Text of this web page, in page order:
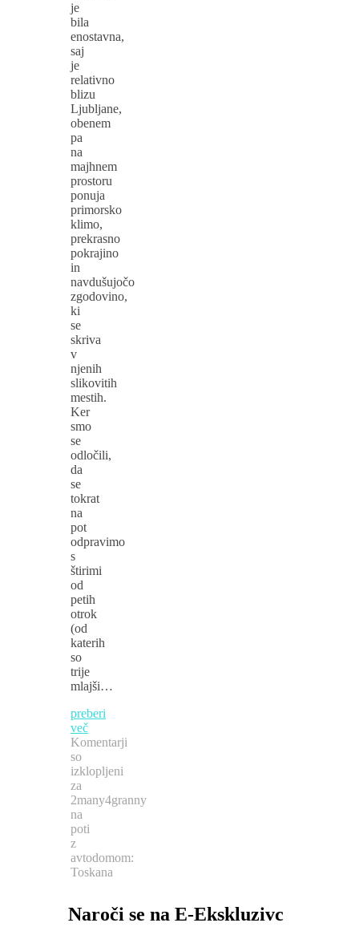
je
bila
enostavna,
saj
je
relativno
blizu
Ljubljane,
obenem
pa
na
majhnem
prostoru
ponuja
primorsko
klimo,
prekrasno
pokrajino
in
navdušujočo
zgodovino,
ki
se
skriva
v
njenih
slikovitih
mestih.
Ker
smo
se
odločili,
da
se
tokrat
na
pot
odpravimo
s
štirimi
od
petih
otrok
(od
katerih
so
trije
mlajši…
preberi
več
Komentarji
so
izklopljeni
za
2many4granny
na
poti
z
avtodomom:
Toskana
Naroči se na E-Ekskluzivc